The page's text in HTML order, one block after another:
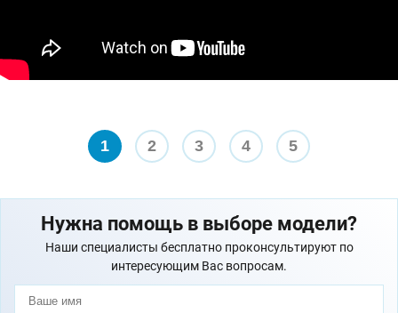
1 2 3 4 5
Нужна помощь в выборе модели?
Наши специалисты бесплатно проконсультируют по
интересующим Вас вопросам.